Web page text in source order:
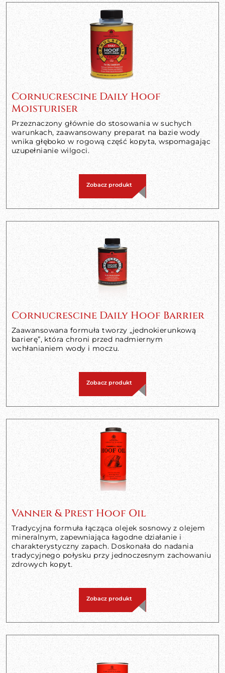
Cornucrescine Daily Hoof
Moisturiser
Przeznaczony głównie do stosowania w suchych
warunkach, zaawansowany preparat na bazie wody
wnika głęboko w rogową część kopyta, wspomagając
uzupełnianie wilgoci.
Zobacz produkt
Cornucrescine Daily Hoof Barrier
Zaawansowana formuła tworzy „jednokierunkową
barierę”, która chroni przed nadmiernym
wchłanianiem wody i moczu.
Zobacz produkt
Vanner & Prest Hoof Oil
Tradycyjna formuła łącząca olejek sosnowy z olejem
mineralnym, zapewniająca łagodne działanie i
charakterystyczny zapach. Doskonała do nadania
tradycyjnego połysku przy jednoczesnym zachowaniu
zdrowych kopyt.
Zobacz produkt